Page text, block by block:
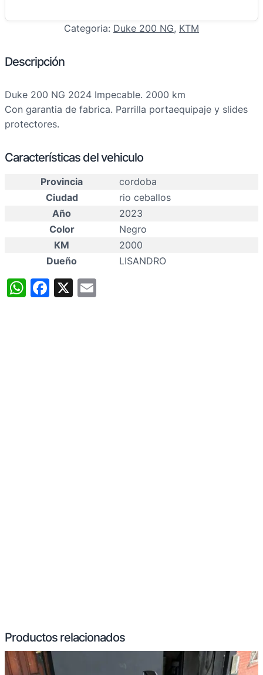
Categoria: Duke 200 NG, KTM
Descripción
Duke 200 NG 2024 Impecable. 2000 km
Con garantia de fabrica. Parrilla portaequipaje y slides
protectores.
Características del vehiculo
Provincia
cordoba
Ciudad
rio ceballos
Año
2023
Color
Negro
KM
2000
Dueño
LISANDRO
WhatsApp
Facebook
X
Productos relacionados